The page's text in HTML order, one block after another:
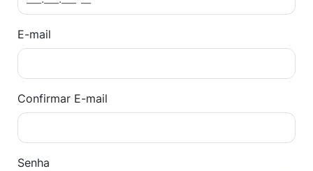
E-mail
Confirmar E-mail
Senha